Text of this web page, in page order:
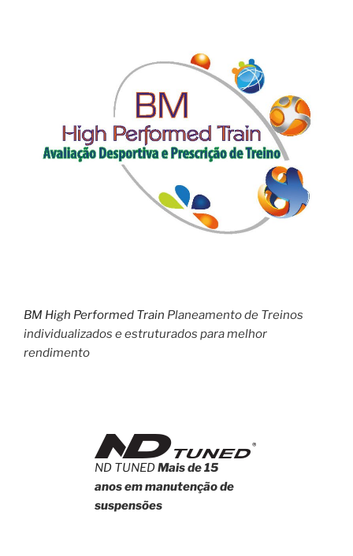
BM High Performed Train Planeamento de Treinos
individualizados e estruturados para melhor
rendimento
ND TUNEDMais de 15
anos em manutenção de
suspensões